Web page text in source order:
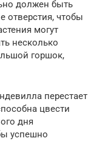
должен быть
отверстия, чтобы
могут
несколько
горшок,
перестает
цвести
дня
успешно